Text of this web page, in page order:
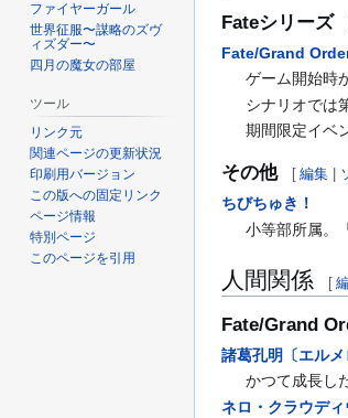
Fateシリーズ
Fate/Grand
ゲーム開始時
シナリオでは
期間限定イベ
その他 [ 編集
ちびちゅき！
小等部所属。
人間関係 [
Fate/Grand
諸葛孔明〔エルメ
かつて成長し
ネロ・クラウディ
ファイヤーガール
世界征服〜謀略のズヴ
ィズダー〜
四月の魔女の部屋
ツール
リンク元
関連ページの更新状況
印刷用バージョン
この版への固定リンク
ページ情報
特別ページ
このページを引用